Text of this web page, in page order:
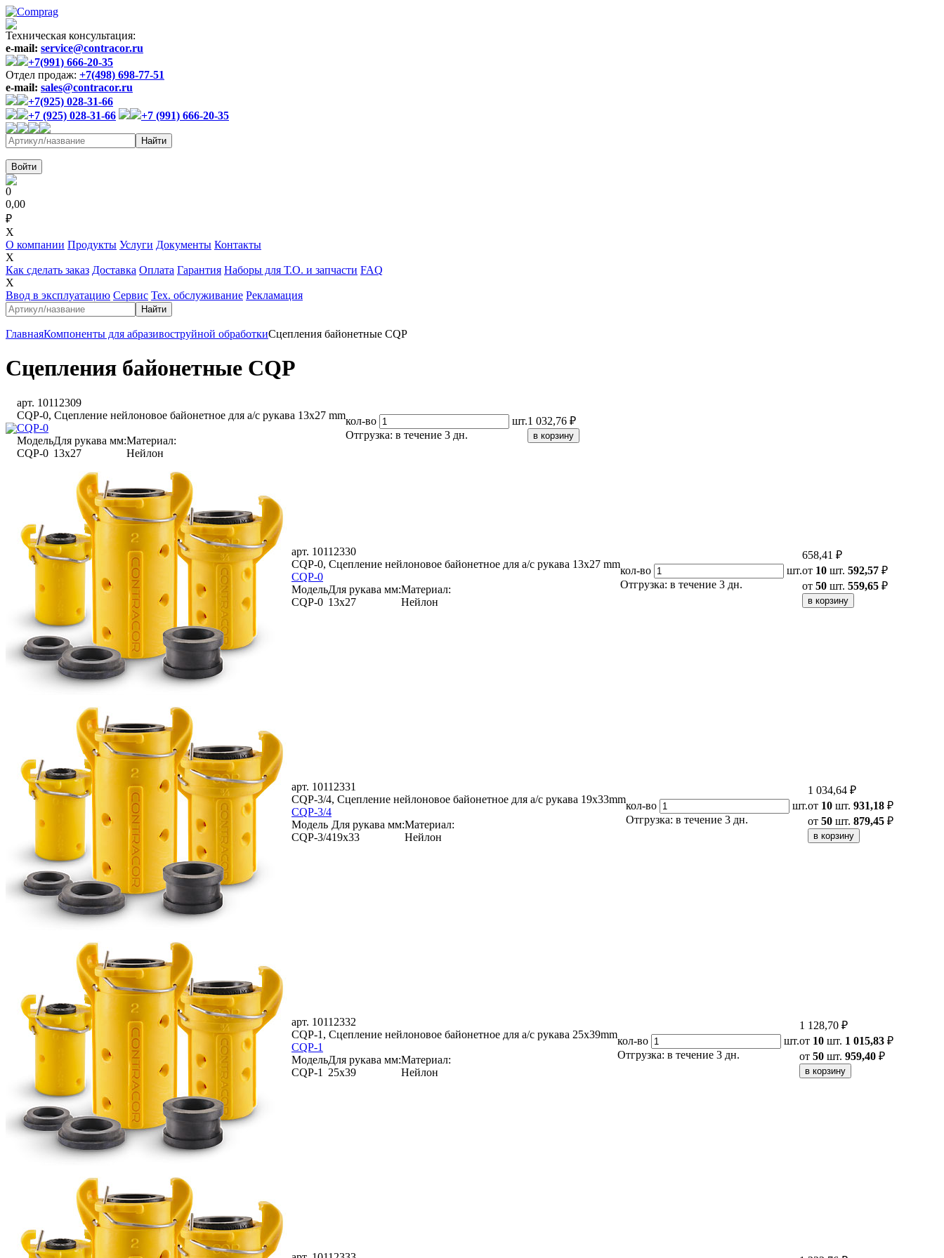
Техническая консультация:
e-mail: service@contracor.ru
+7(991) 666-20-35
Отдел продаж: +7(498) 698-77-51
e-mail: sales@contracor.ru
+7(925) 028-31-66
+7 (925) 028-31-66
+7 (991) 666-20-35
Войти
0
0,00
₽
X
О компании Продукты Услуги Документы Контакты
X
Как сделать заказ Доставка Оплата Гарантия Наборы для Т.О. и запчасти FAQ
X
Ввод в эксплуатацию Сервис Тех. обслуживание Рекламация
ГлавнаяКомпоненты для абразивоструйной обработкиСцепления байонетные CQP
Сцепления байонетные CQP
арт. 10112309
CQP-0, Сцепление нейлоновое байонетное для а/с рукава 13x27 mm
CQP-0
МодельДля рукава мм:Материал:
CQP-0 13x27 Нейлон
кол-во
шт.
Отгрузка: в течение 3 дн.
1 032,76 ₽
арт. 10112330
CQP-0, Сцепление нейлоновое байонетное для а/с рукава 13x27 mm
CQP-0
МодельДля рукава мм:Материал:
CQP-0 13x27 Нейлон
кол-во
шт.
Отгрузка: в течение 3 дн.
658,41 ₽
от 10 шт. 592,57 ₽
от 50 шт. 559,65 ₽
арт. 10112331
CQP-3/4, Сцепление нейлоновое байонетное для а/с рукава 19x33mm
CQP-3/4
Модель Для рукава мм:Материал:
CQP-3/419x33 Нейлон
кол-во
шт.
Отгрузка: в течение 3 дн.
1 034,64 ₽
от 10 шт. 931,18 ₽
от 50 шт. 879,45 ₽
арт. 10112332
CQP-1, Сцепление нейлоновое байонетное для а/с рукава 25x39mm
CQP-1
МодельДля рукава мм:Материал:
CQP-1
25x39 Нейлон
кол-во
шт.
Отгрузка: в течение 3 дн.
1 128,70 ₽
от 10 шт. 1 015,83 ₽
от 50 шт. 959,40 ₽